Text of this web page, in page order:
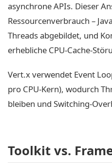
asynchrone APIs. Dieser
Ressourcenverbrauch –
Threads abgebildet, und
erhebliche CPU-Cache-
Vert.x verwendet Event
pro CPU-Kern), wodurch
bleiben und Switching-
Toolkit vs.